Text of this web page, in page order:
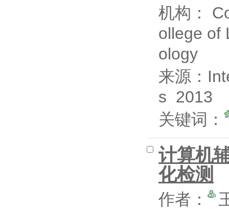
机构：
ollege of
ology
来源：
s 2013
关键词：
计算机
化检测
作者：